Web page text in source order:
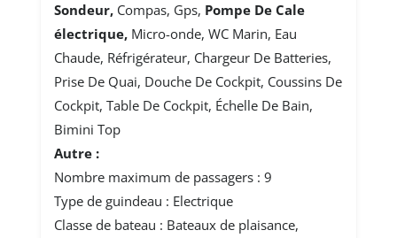
Sondeur, Compas, Gps, Pompe De Cale
électrique, Micro-onde, WC Marin, Eau
Chaude, Réfrigérateur, Chargeur De Batteries,
Prise De Quai, Douche De Cockpit, Coussins De
Cockpit, Table De Cockpit, Échelle De Bain,
Bimini Top
Autre :
Nombre maximum de passagers : 9
Type de guindeau : Electrique
Classe de bateau : Bateaux de plaisance,